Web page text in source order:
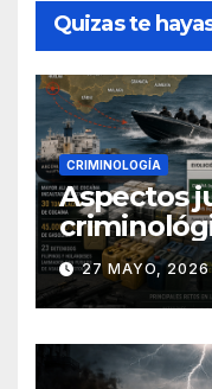
Quizas te
CRIMINOLOGÍA
Aspectos
lucha
en el sur
27 MAYO,